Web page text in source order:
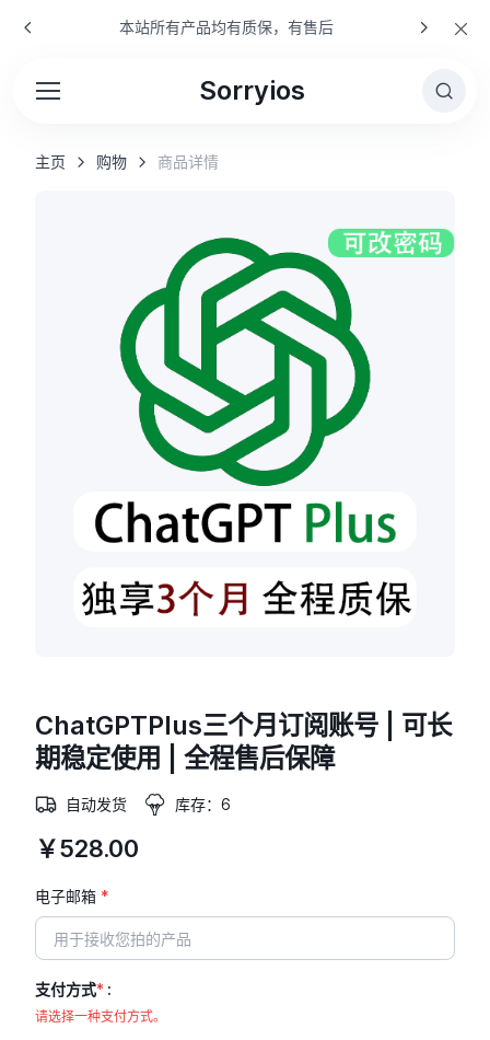
本站所有产品均有质保，有售后
Sorryios
主页 购物 商品详情
ChatGPTPlus三个月订阅账号 | 可长
期稳定使用 | 全程售后保障
自动发货 库存：6
￥528.00
电子邮箱 *
支付方式* :
请选择一种支付方式。